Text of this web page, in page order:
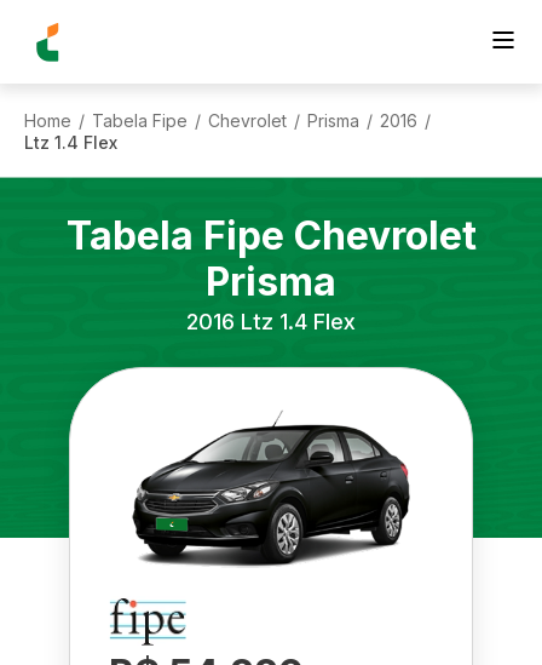
Home / Tabela Fipe / Chevrolet / Prisma / 2016 /
Ltz 1.4 Flex
Tabela Fipe Chevrolet
Prisma
2016 Ltz 1.4 Flex